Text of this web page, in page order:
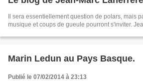
Il sera essentiellement question de polars, mais
musique
Marin Ledun au Pays Basque.
Publié le 07/02/2014 à 23:13